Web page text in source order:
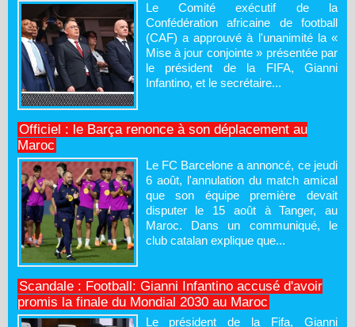
Le Comité exécutif de la
Confédération africaine de football
(CAF) a approuvé à l'unanimité la «
Mise à jour conjointe » présentée par
le président de la FIFA, Gianni
Infantino, et le secrétaire...
Officiel : le Barça renonce à son déplacement au
Maroc
Le FC Barcelone a annoncé, ce jeudi
6 août, l'annulation du match amical
que son équipe première devait
disputer le 15 août à Tanger, au
Maroc. Dans un communiqué, le
club catalan explique que...
Scandale : Football: Gianni Infantino accusé d'avoir
promis la finale du Mondial 2030 au Maroc
Le président de la Fifa, Gianni